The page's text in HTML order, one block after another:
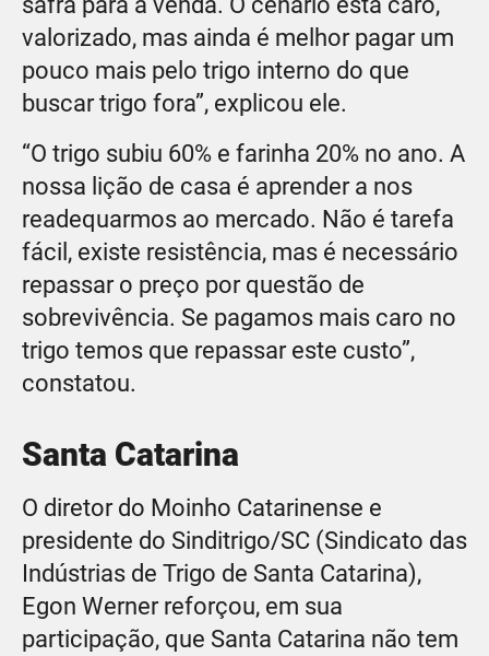
valorizado, mas ainda é melhor pagar um
pouco mais pelo trigo interno do que
buscar trigo fora”, explicou ele.
“O trigo subiu 60% e farinha 20% no ano. A
nossa lição de casa é aprender a nos
readequarmos ao mercado. Não é tarefa
fácil, existe resistência, mas é necessário
repassar o preço por questão de
sobrevivência. Se pagamos mais caro no
trigo temos que repassar este custo”,
constatou.
Santa Catarina
O diretor do Moinho Catarinense e
presidente do Sinditrigo/SC (Sindicato das
Indústrias de Trigo de Santa Catarina),
Egon Werner reforçou, em sua
participação, que Santa Catarina não tem